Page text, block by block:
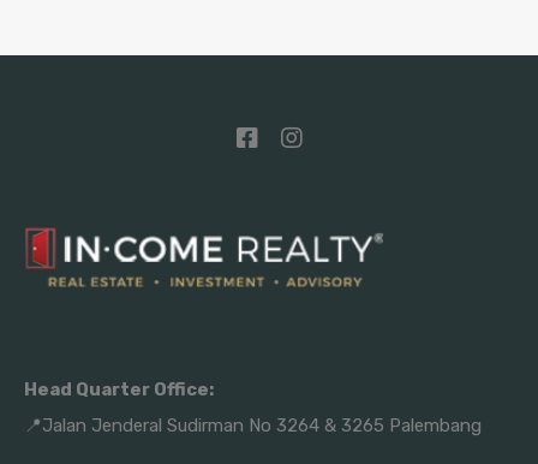
Head Quarter Office:
📍Jalan Jenderal Sudirman No 3264 & 3265 Palembang